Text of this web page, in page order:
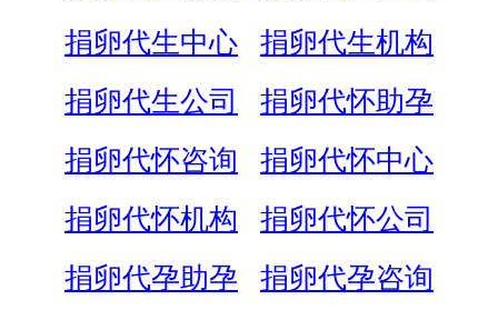
捐卵代生中心
捐卵代生机构
捐卵代生公司
捐卵代怀助孕
捐卵代怀咨询
捐卵代怀中心
捐卵代怀机构
捐卵代怀公司
捐卵代孕助孕
捐卵代孕咨询